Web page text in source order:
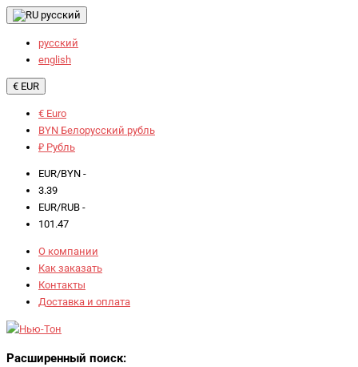
русский
русский
english
€ EUR
€ Euro
BYN Белорусский рубль
₽ Рубль
EUR/BYN -
3.39
EUR/RUB -
101.47
О компании
Как заказать
Контакты
Доставка и оплата
Расширенный поиск: